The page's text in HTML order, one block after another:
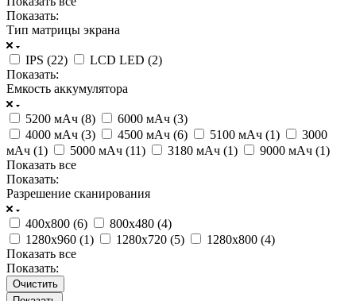
Показать:
Тип матрицы экрана
IPS (22) LCD LED (2)
Показать:
Емкость аккумулятора
5200 мАч (8) 6000 мАч (3)
4000 мАч (3) 4500 мАч (6) 5100 мАч (1)
3000
мАч (1) 5000 мАч (11) 3180 мАч (1) 9000 мАч (1)
Показать все
Показать:
Разрешение сканирования
400х800 (6) 800х480 (4)
1280х960 (1) 1280х720 (5) 1280х800 (4)
Показать все
Показать:
Очистить